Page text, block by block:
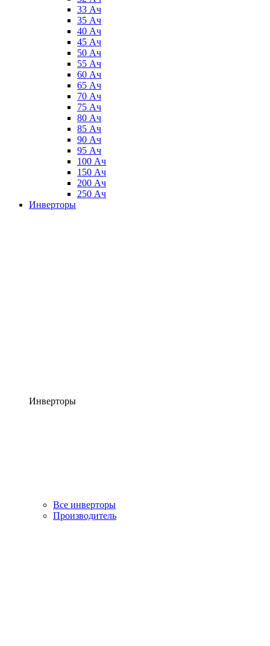
33 Ач
35 Ач
40 Ач
45 Ач
50 Ач
55 Ач
60 Ач
65 Ач
70 Ач
75 Ач
80 Ач
85 Ач
90 Ач
95 Ач
100 Ач
150 Ач
200 Ач
250 Ач
Инверторы
Инверторы
Все инверторы
Производитель